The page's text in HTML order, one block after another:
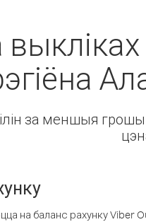
за меншыя
на баланс рахунку